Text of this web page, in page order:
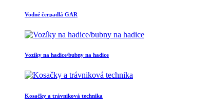
Vodné čerpadlá GAR
Vozíky na hadice/bubny na hadice
Kosačky a trávniková technika